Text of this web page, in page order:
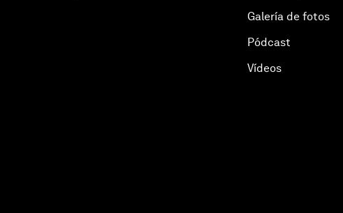
Galería de fotos
Pódcast
Vídeos